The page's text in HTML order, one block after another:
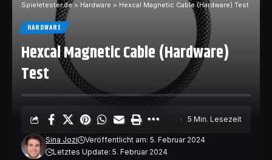
Spieletester.de> Hardware > Hexcal Magnetic Cable (Hardware) Test
HARDWARE
Hexcal Magnetic Cable (Hardware)
Test
Sina Jozi
Veröffentlicht am: 5. Februar 2024
Letztes Update: 5. Februar 2024
5 Min. Lesezeit